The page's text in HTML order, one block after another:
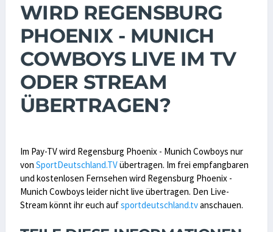
WIRD REGENSBURG
PHOENIX - MUNICH
COWBOYS LIVE IM TV
ODER STREAM
ÜBERTRAGEN?
Im Pay-TV wird Regensburg Phoenix - Munich Cowboys nur
von SportDeutschland.TVübertragen. Im frei empfangbaren
und kostenlosen Fernsehen wird Regensburg Phoenix -
Munich Cowboys leider nicht live übertragen. Den Live-
Stream könnt ihr euch aufsportdeutschland.tvanschauen.